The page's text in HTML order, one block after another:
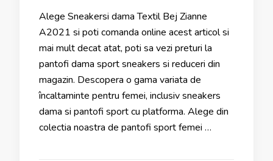
Alege Sneakersi dama Textil Bej Zianne
A2021 si poti comanda online acest articol si
mai mult decat atat, poti sa vezi preturi la
pantofi dama sport sneakers si reduceri din
magazin. Descopera o gama variata de
încaltaminte pentru femei, inclusiv sneakers
dama si pantofi sport cu platforma. Alege din
colectia noastra de pantofi sport femei …